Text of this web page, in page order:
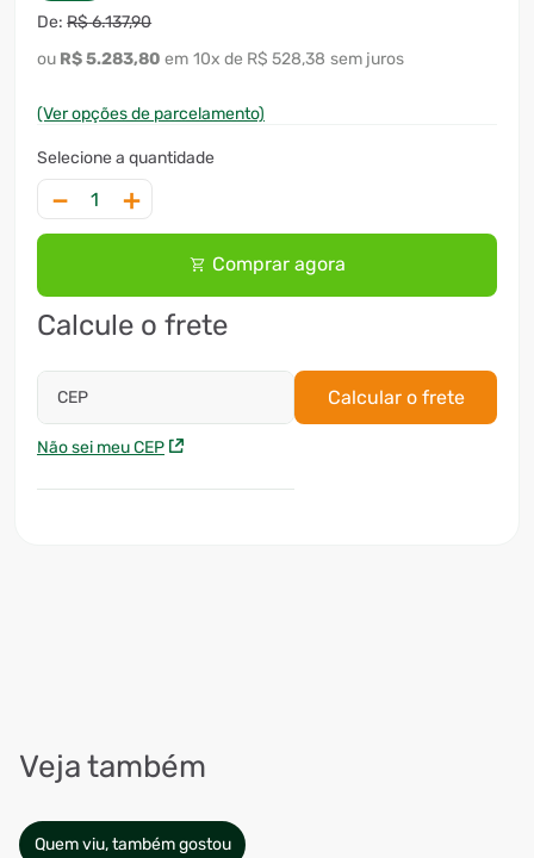
R$6.137,90
R$5.283,80 10x R$ 528,38 sem juros
(Ver opções de parcelamento)
＋
－
Comprar agora
Calcule o frete
CEP
Não sei meu CEP
Calcular o frete
Veja também
Quem viu, também gostou